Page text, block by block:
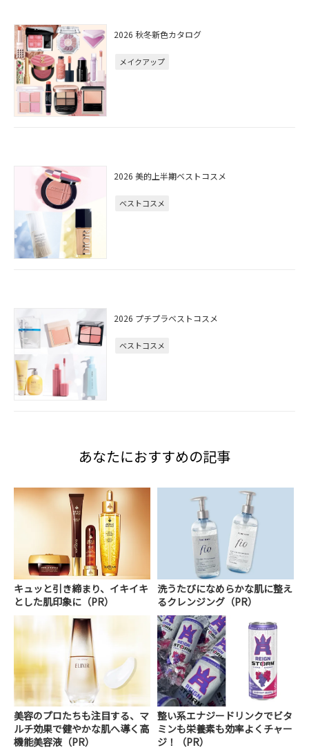
2026 秋冬新色カタログ
メイクアップ
2026 美的上半期ベストコスメ
ベストコスメ
2026 プチプラベストコスメ
ベストコスメ
あなたにおすすめの記事
キュッと引き締まり、イキイキ
とした肌印象に（PR）
洗うたびになめらかな肌に整え
るクレンジング（PR）
美容のプロたちも注目する、マ
ルチ効果で健やかな肌へ導く高
機能美容液（PR）
整い系エナジードリンクでビタ
ミンも栄養素も効率よくチャー
ジ！（PR）